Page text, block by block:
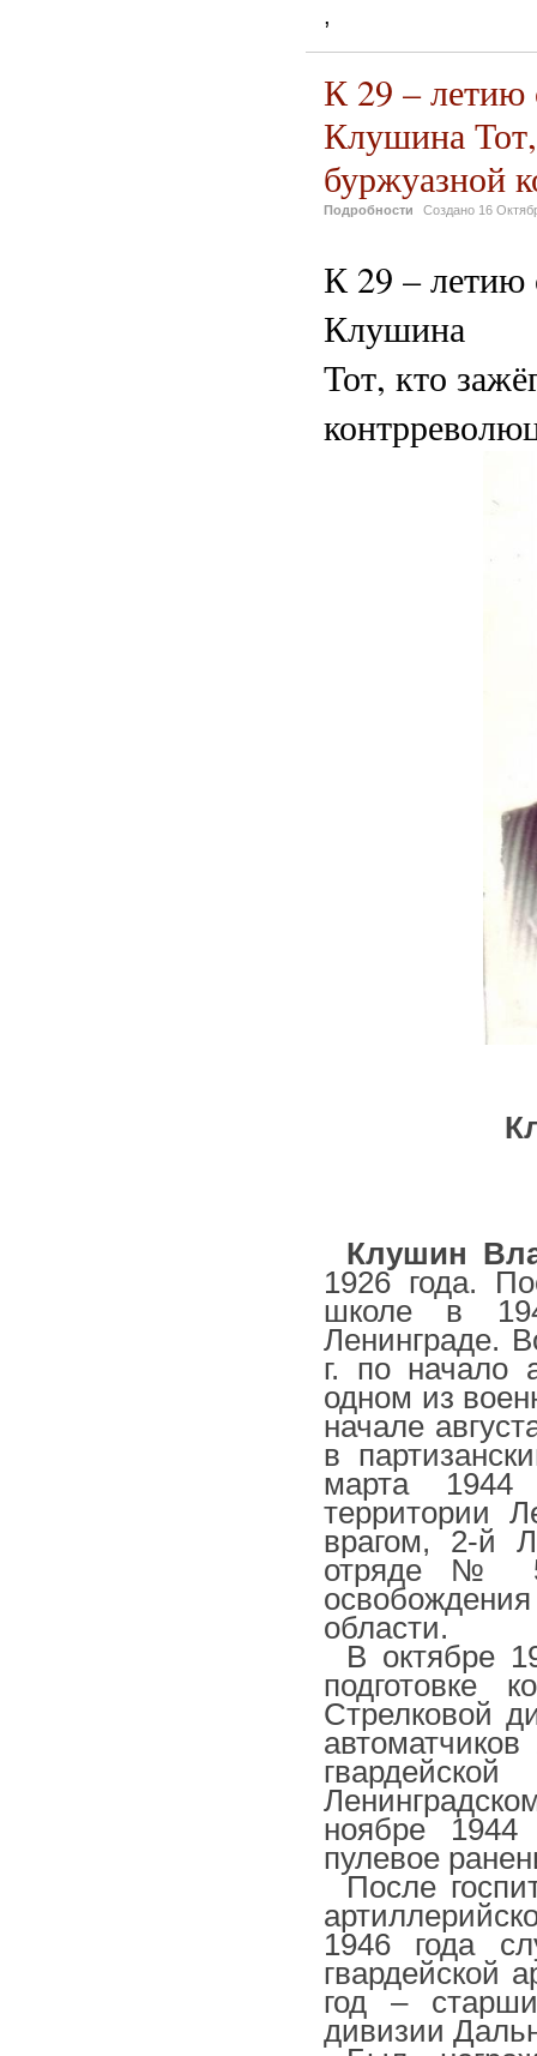
,
К 29 – летию
Клушина
буржуазной
Подробности Создано 16
К 29 – летию
Клушина
Тот, кто
Клушин
1926 года.
школе в
Ленинграде.
г. по начало
одном из
начале
в
марта
территории
врагом, 2-й
отряде № 5
области.
В октябре
подготовке
Стрелковой
автоматчиков
ноябре
пулевое
После
1946 года
гвардейской
год –
дивизии